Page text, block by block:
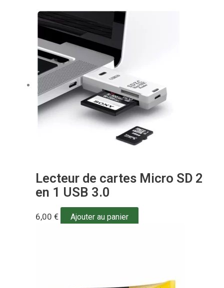
Lecteur de cartes Micro SD 2
en 1 USB 3.0
6,00 € Ajouter au panier